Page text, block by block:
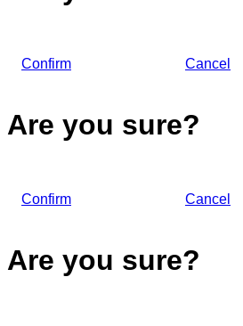
Confirm Cancel
Are you sure?
Confirm Cancel
Are you sure?